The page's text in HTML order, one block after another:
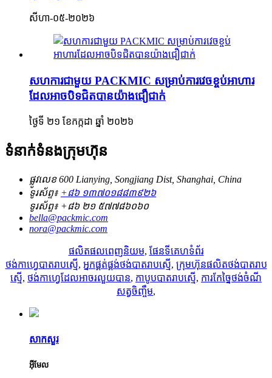
សីហា-០៥-២០២៦
សហការជាមួយ PACKMIC សម្រាប់ការវេចខ្ចប់អាហារ
ដែលអាចបិទជិតបានយ៉ាងជឿជាក់
ថ្ងៃទី ២១ ខែកក្កដា ឆ្នាំ ២០២៦
ទំនាក់ទំនងក្រុមហ៊ុន
ផ្លូវលេខ 600 Lianying, Songjiang Dist, Shanghai, China
ទូរស័ព្ទ៖ +៨៦ ១៣៧០១៨៨៣៩២៦
ទូរស័ព្ទ៖ +៨៦ ២១ ៥៧៧៨៦០៦០
bella@packmic.com
nora@packmic.com
ផលិតផលពេញនិយម, ផែនទីគេហទំព័រ
ថង់កាហ្វេបាតរាបស្មើ, អ្នកផ្គត់ផ្គង់ថង់បាតរាបស្មើ, ក្រុមហ៊ុនផលិតថង់បាតរាប
ស្មើ, ថង់កាហ្វេដែលអាចរលួយបាន, កាបូបបាតរាបស្មើ, ការកែច្នៃថង់ចំណី
សត្វចិញ្ចឹម,
សាកសួរ
អ៊ីមែល